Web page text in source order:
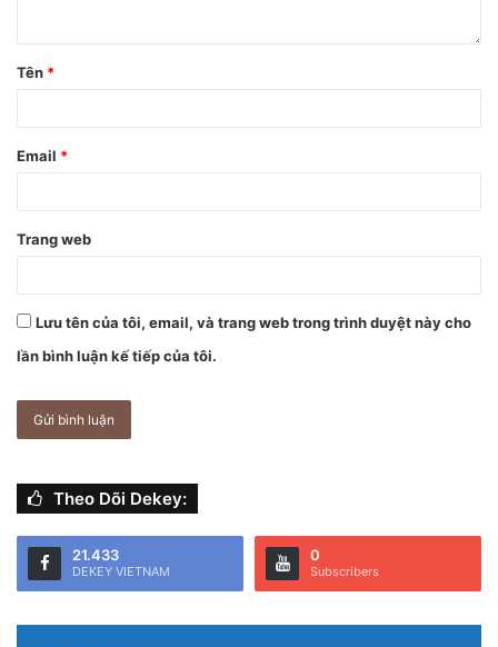
Tên *
Email *
Trang web
Lưu tên của tôi, email, và trang web trong trình duyệt này cho
lần bình luận kế tiếp của tôi.
Theo Dõi Dekey:
21.433
DEKEY VIETNAM
0
Subscribers